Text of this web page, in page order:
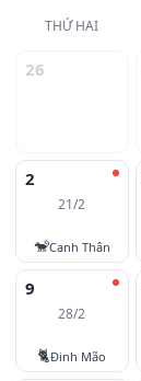
THỨ HAI
26
2
21/2
🐒Canh Thân
9
28/2
🐈Đinh Mão